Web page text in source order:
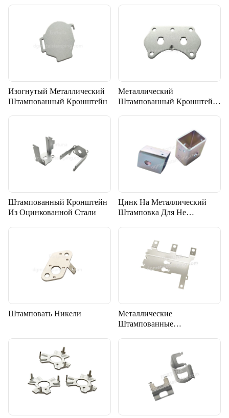
Изогнутый Металлический
Штампованный Кронштейн
Металлический
Штампованный Кронштейн,
Клапана
Штампованный Кронштейн
Из Оцинкованной Стали
Цинк На Металлический
Штамповка Для Не
Использования
Штамповать Никели
Металлические
Штампованные
Автомобилей На Новых
Источниках Энергии